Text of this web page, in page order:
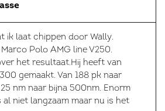
ik laat chippen door Wally.
Polo AMG line V250.
het resultaat.Hij heeft van
gemaakt. Van 188 pk naar
nm naar bijna 500nm. Enorm
al niet langzaam maar nu is het